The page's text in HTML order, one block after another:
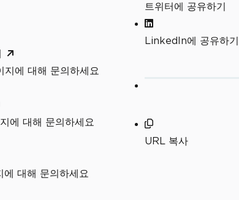
에 대해 문의하세요
에 대해 문의하세요
대해 문의하세요
트위터에 공유하기
LinkedIn에 공유하기
URL 복사